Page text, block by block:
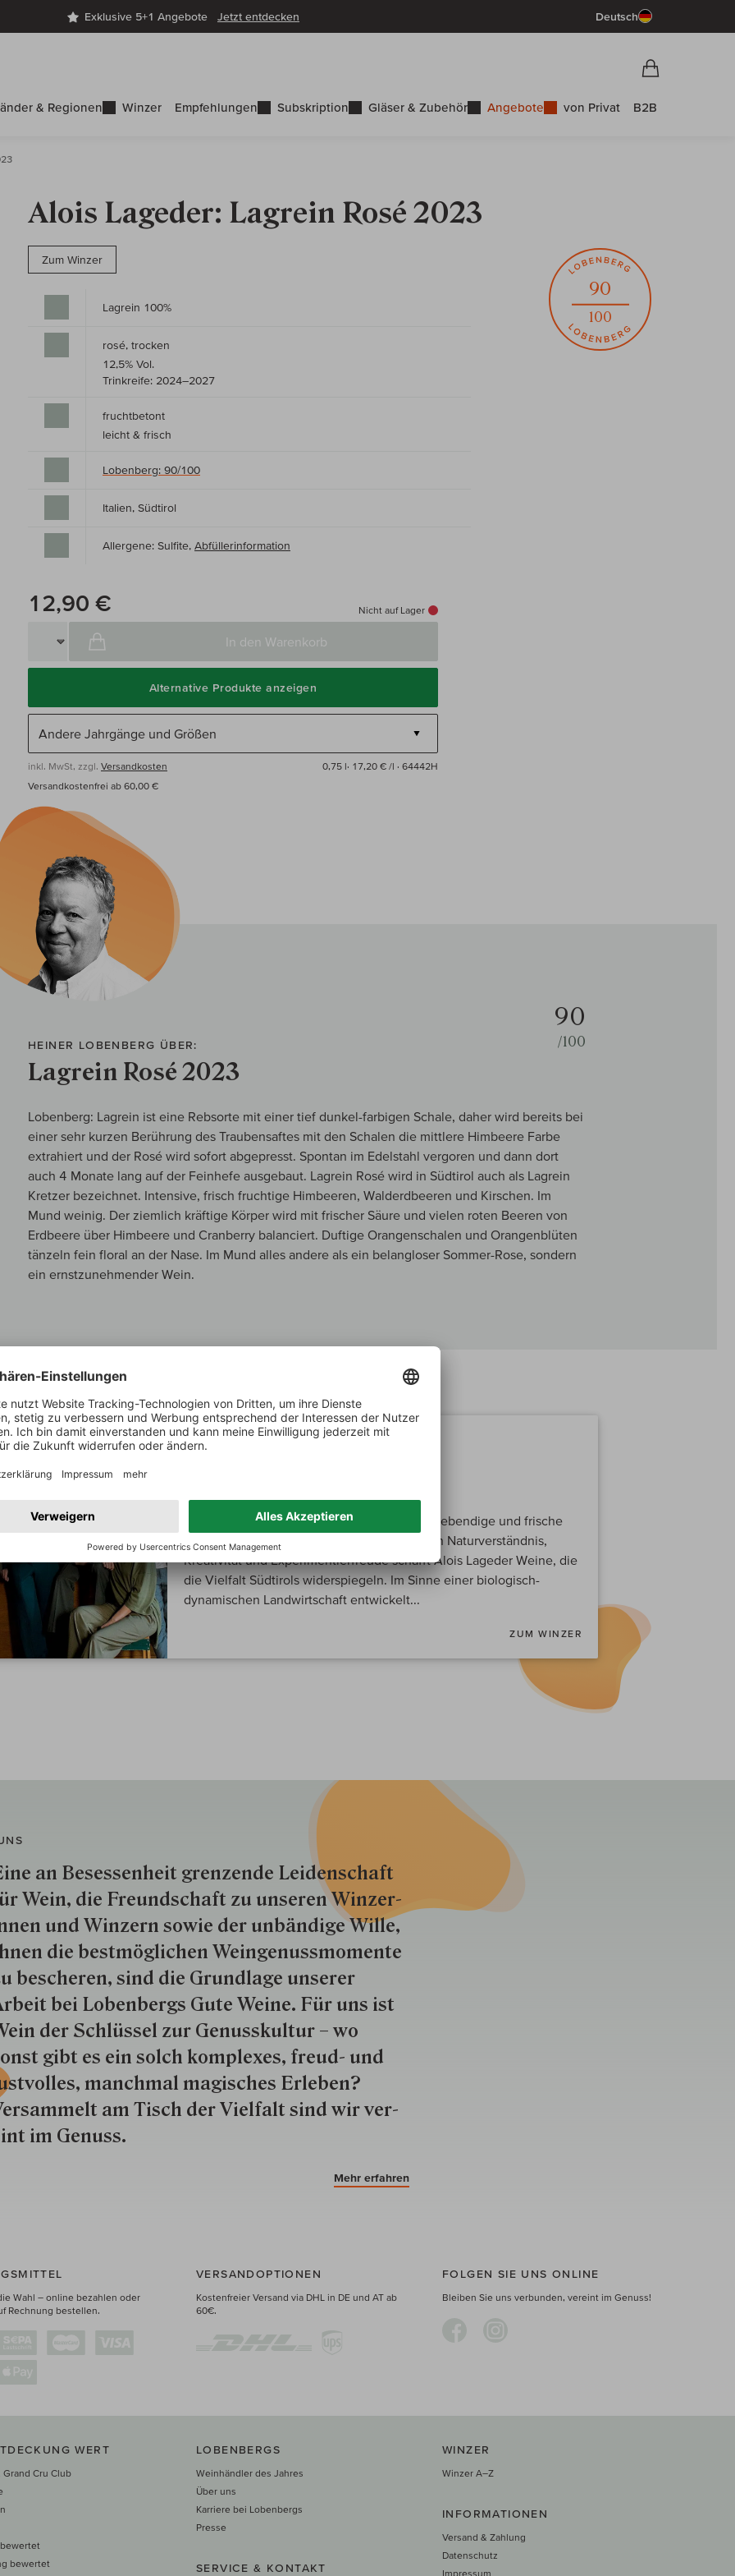
Exklusive 5+1 Angebote Jetzt entdecken Deutsch
& Regionen Winzer Empfehlungen Subskription Gläser & Zubehör Angebote von Privat B2B
Alois Lageder: Lagrein Rosé 2023
Zum Winzer
90
100
Lagrein 100%
rosé, trocken
12,5% Vol.
Trinkreife: 2024–2027
fruchtbetont
leicht & frisch
Lobenberg: 90/100
Italien, Südtirol
Allergene: Sulfite, Abfüllerinformation
12,90 € Nicht auf Lager
In den Warenkorb
Alternative Produkte anzeigen
inkl. MwSt, zzgl. Versandkosten 0,75 l· 17,20 € /l · 64442H
Versandkostenfrei ab 60,00 €
HEINER LOBENBERG ÜBER:
Lagrein Rosé 2023
90
/100
Lobenberg: Lagrein ist eine Rebsorte mit einer tief dunkel-farbigen Schale, daher wird bereits bei
einer sehr kurzen Berührung des Traubensaftes mit den Schalen die mittlere Himbeere Farbe
extrahiert und der Rosé wird sofort abgepresst. Spontan im Edelstahl vergoren und dann dort
auch 4 Monate lang auf der Feinhefe ausgebaut. Lagrein Rosé wird in Südtirol auch als Lagrein
Kretzer bezeichnet. Intensive, frisch fruchtige Himbeeren, Walderdbeeren und Kirschen. Im
Mund weinig. Der ziemlich kräftige Körper wird mit frischer Säure und vielen roten Beeren von
Erdbeere über Himbeere und Cranberry balanciert. Duftige Orangenschalen und Orangenblüten
tänzeln fein floral an der Nase. Im Mund alles andere als ein belangloser Sommer-Rose, sondern
ein ernstzunehmender Wein.
MEIN WINZER
Das Familienweingut Alois Lageder erzeugt lebendige und frische
Weine aus Südtirol. Mit einem ganzheitlichen Naturverständnis,
Kreativität und Experimentierfreude schafft Alois Lageder Weine, die
die Vielfalt Südtirols widerspiegeln. Im Sinne einer biologisch-
dynamischen Landwirtschaft entwickelt...
ZUM WINZER
an Besessenheit gren­zende Lei­den­schaft
Wein, die Freund­schaft zu unseren Win­zer­
und Win­zern so­wie der un­bän­dige Wille,
die best­mög­lich­en Wein­genuss­momente
besche­ren, sind die Grund­lage unserer
bei Lobenbergs Gute Weine. Für uns ist
der Schlüs­sel zur Genuss­kultur – wo
gibt es ein solch kom­plexes, freud- und
manchmal ma­gisch­es Er­le­ben?
am Tisch der Vielfalt sind wir ver­
im Genuss.
Mehr erfahren
Wahl – online bezahlen oder
Rechnung bestellen.
VERSANDOPTIONEN
Kostenfreier Versand via DHL in DE und AT ab
60€.
FOLGEN SIE UNS ONLINE
Bleiben Sie uns verbunden, vereint im Genuss!
WERT
Cru Club
bewertet
LOBENBERGS
Weinhändler des Jahres
Über uns
Karriere bei Lobenbergs
Presse
SERVICE & KONTAKT
WINZER
Winzer A–Z
INFORMATIONEN
Versand & Zahlung
Datenschutz
Impressum